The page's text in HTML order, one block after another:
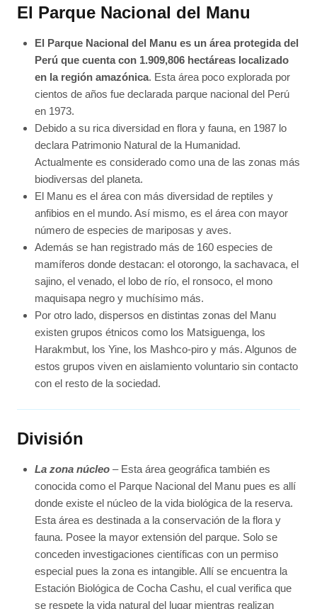
El Parque Nacional del Manu
El Parque Nacional del Manu es un área protegida del
Perú que cuenta con 1.909,806 hectáreas localizado
en la región amazónica. Esta área poco explorada por
cientos de años fue declarada parque nacional del Perú
en 1973.
Debido a su rica diversidad en flora y fauna, en 1987 lo
declara Patrimonio Natural de la Humanidad.
Actualmente es considerado como una de las zonas más
biodiversas del planeta.
El Manu es el área con más diversidad de reptiles y
anfibios en el mundo. Así mismo, es el área con mayor
número de especies de mariposas y aves.
Además se han registrado más de 160 especies de
mamíferos donde destacan: el otorongo, la sachavaca, el
sajino, el venado, el lobo de río, el ronsoco, el mono
maquisapa negro y muchísimo más.
Por otro lado, dispersos en distintas zonas del Manu
existen grupos étnicos como los Matsiguenga, los
Harakmbut, los Yine, los Mashco-piro y más. Algunos de
estos grupos viven en aislamiento voluntario sin contacto
con el resto de la sociedad.
División
La zona núcleo– Esta área geográfica también es
conocida como el Parque Nacional del Manu pues es allí
donde existe el núcleo de la vida biológica de la reserva.
Esta área es destinada a la conservación de la flora y
fauna. Posee la mayor extensión del parque. Solo se
conceden investigaciones científicas con un permiso
especial pues la zona es intangible. Allí se encuentra la
Estación Biológica de Cocha Cashu, el cual verifica que
se respete la vida natural del lugar mientras realizan